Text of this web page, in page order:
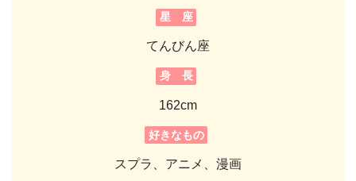
星 座
てんびん座
身 長
162cm
好きなもの
スプラ、アニメ、漫画